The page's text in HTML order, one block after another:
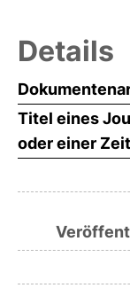
Details
Titel eines
oder einer